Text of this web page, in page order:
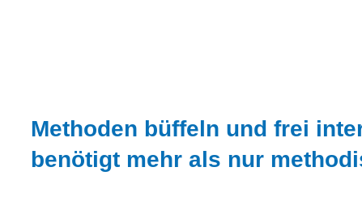
Methoden büffeln und frei
benötigt mehr als nur